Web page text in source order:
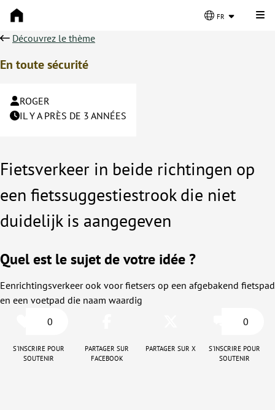
fr
Découvrez le thème
En toute sécurité
ROGER
IL Y A PRÈS DE 3 ANNÉES
Fietsverkeer in beide richtingen op
een fietssuggestiestrook die niet
duidelijk is aangegeven
Quel est le sujet de votre idée ?
Eenrichtingsverkeer ook voor fietsers op een afgebakend fietspad
en een voetpad die naam waardig
0
S'inscrire pour
soutenir
Partager sur
Facebook
Partager sur X
0
S'inscrire pour
soutenir